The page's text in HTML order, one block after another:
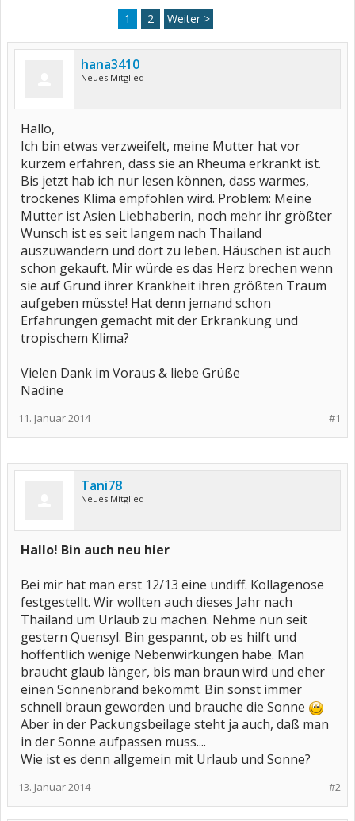
1 2 Weiter >
hana3410
Neues Mitglied
Hallo,
Ich bin etwas verzweifelt, meine Mutter hat vor
kurzem erfahren, dass sie an Rheuma erkrankt ist.
Bis jetzt hab ich nur lesen können, dass warmes,
trockenes Klima empfohlen wird. Problem: Meine
Mutter ist Asien Liebhaberin, noch mehr ihr größter
Wunsch ist es seit langem nach Thailand
auszuwandern und dort zu leben. Häuschen ist auch
schon gekauft. Mir würde es das Herz brechen wenn
sie auf Grund ihrer Krankheit ihren größten Traum
aufgeben müsste! Hat denn jemand schon
Erfahrungen gemacht mit der Erkrankung und
tropischem Klima?
Vielen Dank im Voraus & liebe Grüße
Nadine
#1
11. Januar 2014
Tani78
Neues Mitglied
Hallo! Bin auch neu hier
Bei mir hat man erst 12/13 eine undiff. Kollagenose
festgestellt. Wir wollten auch dieses Jahr nach
Thailand um Urlaub zu machen. Nehme nun seit
gestern Quensyl. Bin gespannt, ob es hilft und
hoffentlich wenige Nebenwirkungen habe. Man
braucht glaub länger, bis man braun wird und eher
einen Sonnenbrand bekommt. Bin sonst immer
schnell braun geworden und brauche die Sonne
Aber in der Packungsbeilage steht ja auch, daß man
in der Sonne aufpassen muss....
Wie ist es denn allgemein mit Urlaub und Sonne?
#2
13. Januar 2014